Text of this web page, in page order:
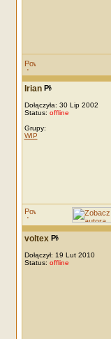
Irian
Dołączyła: 30 Lip 2002
Status: offline
Grupy:
WIP
voltex
Dołączył: 19 Lut 2010
Status: offline